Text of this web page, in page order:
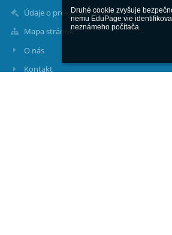
Druhé cookie zvyšuje
nemu EduPage vie
neznámeho počítača.
Údaje o prevádzkovateľovi
Mapa stránok
O nás
Kontakt